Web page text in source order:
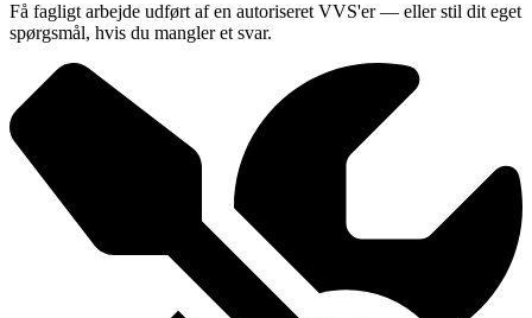
Få fagligt arbejde udført af en autoriseret VVS'er — eller stil dit eget
spørgsmål, hvis du mangler et svar.